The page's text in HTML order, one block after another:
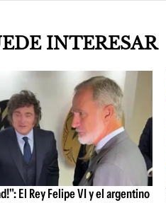
INTERESAR
El Rey Felipe VI y el argentino